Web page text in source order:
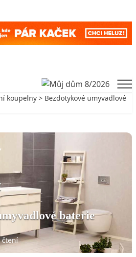
koupelny > Bezdotykové umyvadlové
baterie
čtení